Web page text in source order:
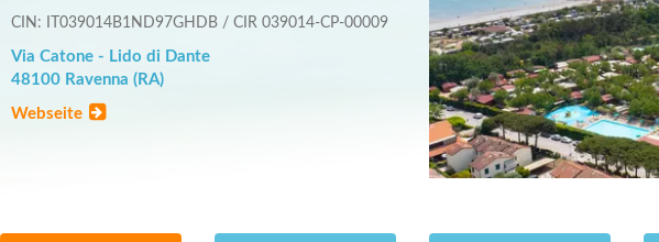
CIN: IT039014B1ND97GHDB / CIR 039014-CP-00009
Via Catone - Lido di Dante
48100 Ravenna (RA)
Webseite